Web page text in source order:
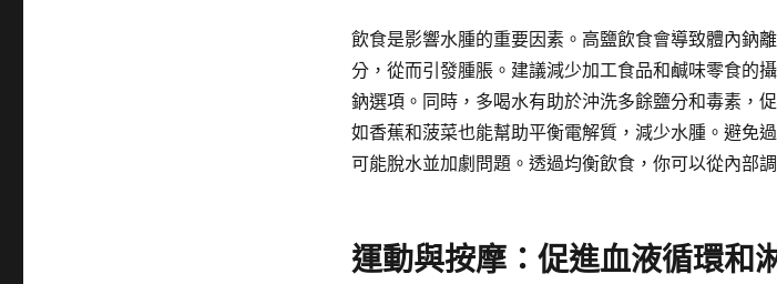
飲食是影響水腫的重要因素。高鹽飲食會導致體內鈉
分，從而引發腫脹。建議減少加工食品和鹹味零食的
鈉選項。同時，多喝水有助於沖洗多餘鹽分和毒素，
如香蕉和菠菜也能幫助平衡電解質，減少水腫。避免
可能脫水並加劇問題。透過均衡飲食，你可以從內部
運動與按摩：促進血液循環和